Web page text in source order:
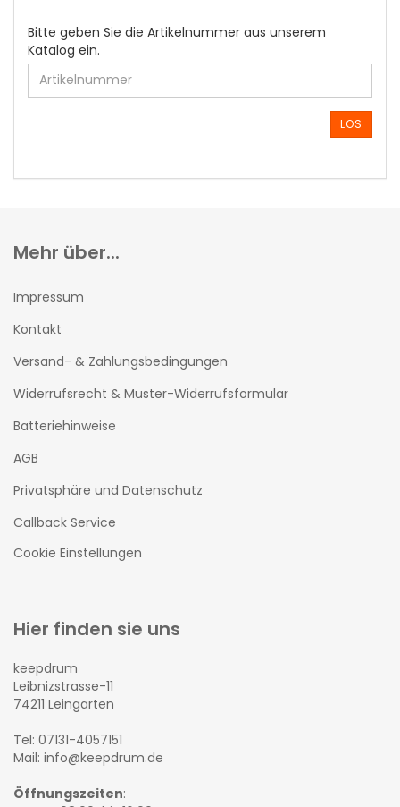
BITTE
GEBEN
SIE
DIE
ARTIKELNUMMER
EIN.
Bitte geben Sie die Artikelnummer aus unserem
Katalog ein.
LOS
Mehr über...
Impressum
Kontakt
Versand- & Zahlungsbedingungen
Widerrufsrecht & Muster-Widerrufsformular
Batteriehinweise
AGB
Privatsphäre und Datenschutz
Callback Service
Cookie Einstellungen
Hier finden sie uns
keepdrum
Leibnizstrasse-11
74211 Leingarten
Tel: 07131-4057151
Mail: info@keepdrum.de
Öffnungszeiten: